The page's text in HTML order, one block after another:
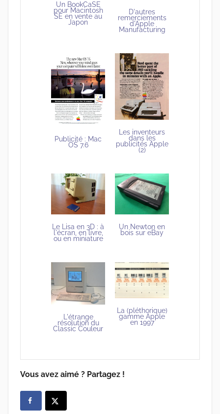
Un BookCaSE
pour Macintosh
SE en vente au
Japon
D'autres
remerciements
d'Apple
Manufacturing
Publicité : Mac
OS 7.6
Les inventeurs
dans les
publicités Apple
(2)
Le Lisa en 3D : à
l'écran, en livre,
ou en miniature
Un Newton en
bois sur eBay
L'étrange
résolution du
Classic Couleur
La (pléthorique)
gamme Apple
en 1997
Vous avez aimé ? Partagez !